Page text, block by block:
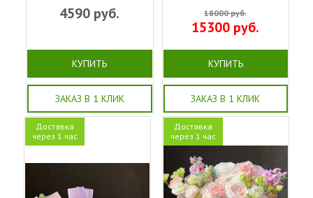
4590 руб.
КУПИТЬ
ЗАКАЗ В 1 КЛИК
18000руб.
15300 руб.
КУПИТЬ
ЗАКАЗ В 1 КЛИК
Доставка
через 1 час
Доставка
через 1 час